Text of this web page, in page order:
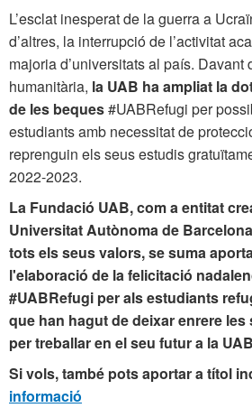
L’esclat inesperat de la guerra a
d’altres, la interrupció de l’activitat
majoria d’universitats al país. Davant
humanitària, la UAB ha ampliat la
de les beques#UABRefugi per
estudiants amb necessitat de
reprenguin els seus estudis
2022-2023.
La Fundació UAB, com a entitat
Universitat Autònoma de
tots els seus valors, se suma
l'elaboració de la felicitació
#UABRefugi per als estudiants
que han hagut de deixar enrere
per treballar en el seu futur a la
Si vols, també pots aportar a títol
informació